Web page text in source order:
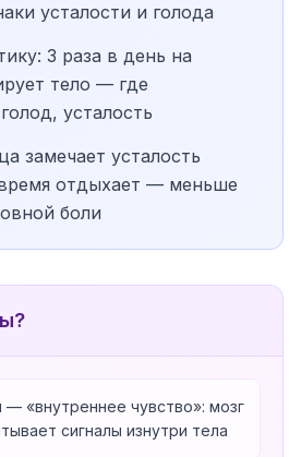
усталости и голода
3 раза в день на
тело — где
усталость
замечает усталость
отдыхает — меньше
боли
«внутреннее чувство»: мозг
сигналы изнутри тела